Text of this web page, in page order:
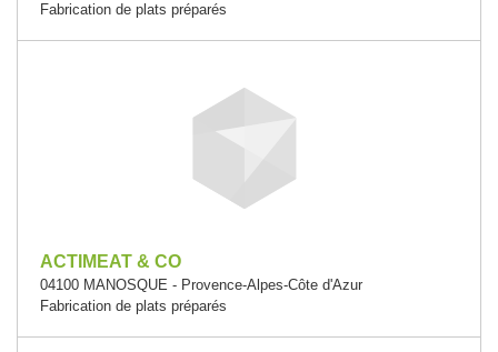
Fabrication de plats préparés
ACTIMEAT & CO
04100 MANOSQUE - Provence-Alpes-Côte d'Azur
Fabrication de plats préparés